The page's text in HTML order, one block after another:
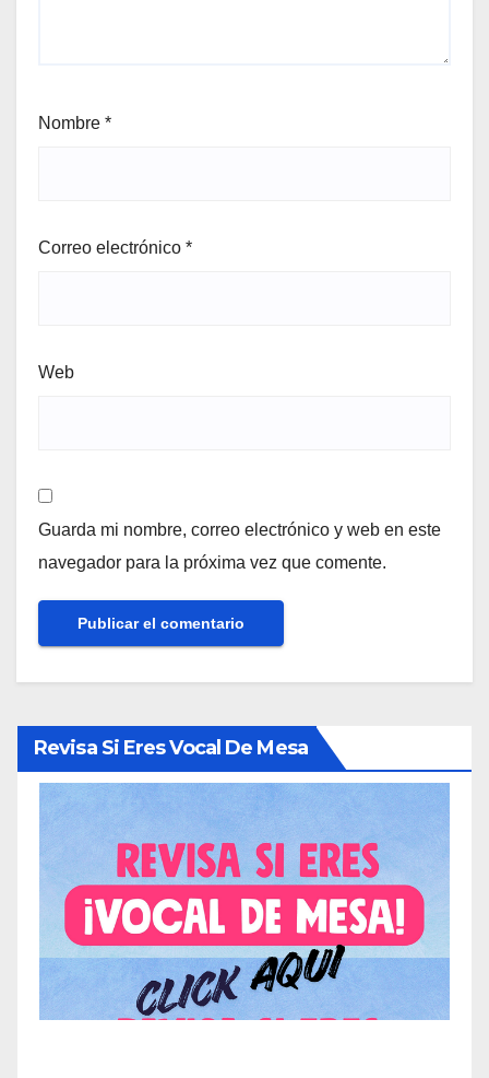
Nombre *
Correo electrónico *
Web
Guarda mi nombre, correo electrónico y web en este
navegador para la próxima vez que comente.
Revisa Si Eres Vocal De Mesa